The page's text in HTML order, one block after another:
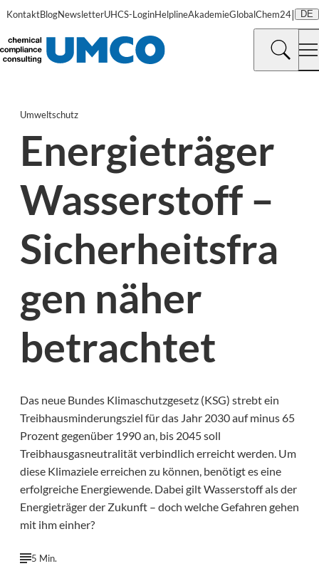
KontaktBlogNewsletterUHCS-LoginHelplineAkademieGlobalChem24| DE
Umweltschutz
Energieträger
Wasserstoff –
Sicherheitsfra
gen näher
betrachtet
Das neue Bundes Klimaschutzgesetz (KSG) strebt ein
Treibhausminderungsziel für das Jahr 2030 auf minus 65
Prozent gegenüber 1990 an, bis 2045 soll
Treibhausgasneutralität verbindlich erreicht werden. Um
diese Klimaziele erreichen zu können, benötigt es eine
erfolgreiche Energiewende. Dabei gilt Wasserstoff als der
Energieträger der Zukunft – doch welche Gefahren gehen
mit ihm einher?
5 Min.